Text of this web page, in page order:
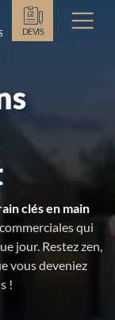
DEVIS
clés en main
qui
jour. Restez zen,
vous deveniez
!